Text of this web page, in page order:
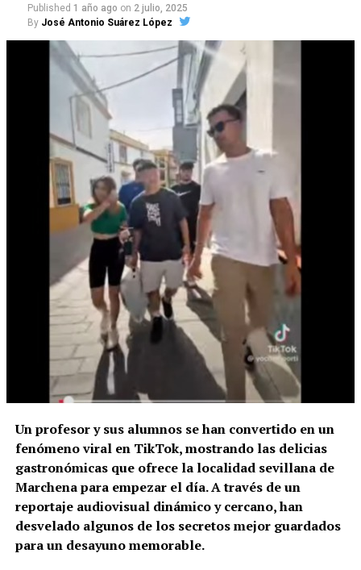
Published 1 año ago on 2 julio, 2025
By José Antonio Suárez López
Un profesor y sus alumnos se han convertido en un
fenómeno viral en TikTok, mostrando las delicias
gastronómicas que ofrece la localidad sevillana de
Marchena para empezar el día. A través de un
reportaje audiovisual dinámico y cercano, han
desvelado algunos de los secretos mejor guardados
para un desayuno memorable.